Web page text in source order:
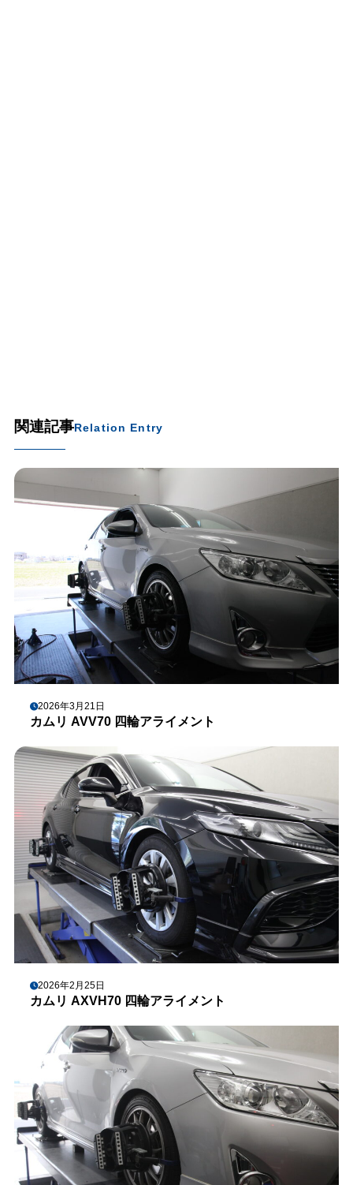
関連記事Relation Entry
2026年3月21日
カムリ AVV70 四輪アライメント
2026年2月25日
カムリ AXVH70 四輪アライメント